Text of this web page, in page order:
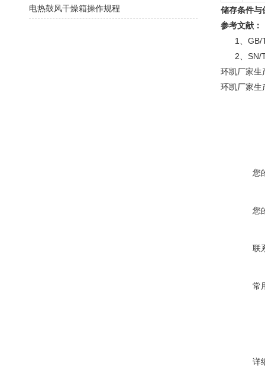
储存条件与
参考文献：
1、GB/T
2、SN/T
环凯厂家生
环凯厂家生
您
您
联
常
详
电热鼓风干燥箱操作规程